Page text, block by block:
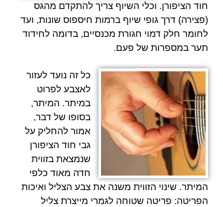
חוד הציפורן. וכלי השיוף צריך להתקדם מהגס
(פצירה) דרך גופי שיוף ברמות חיספוס שונות, ועד
לחומר חלק דמוי חגורת מכנסיים, בדומה לחידוד
תער במספרות של פעם.
כל זה נועד לעזור
לאצבע לפרוט
במיתר. המיתר,
בסופו של דבר,
אמור להחליק על
גבי חוד הציפורן
שנמצאת בזווית
חדה מאוד כלפי
המיתר. שינוי הזווית משנה את צבע הצליל ואיכות
הפריטה: פריטה שטוחה לגמרי מייצרת צליל